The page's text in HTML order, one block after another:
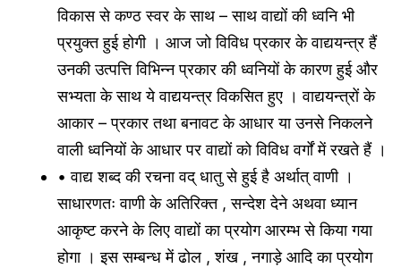
विकास से कण्ठ स्वर के साथ – साथ वाद्यों की ध्वनि भी
प्रयुक्त हुई होगी । आज जो विविध प्रकार के वाद्ययन्त्र हैं
उनकी उत्पत्ति विभिन्न प्रकार की ध्वनियों के कारण हुई और
सभ्यता के साथ ये वाद्ययन्त्र विकसित हुए । वाद्ययन्त्रों के
आकार – प्रकार तथा बनावट के आधार या उनसे निकलने
वाली ध्वनियों के आधार पर वाद्यों को विविध वर्गों में रखते हैं ।
• वाद्य शब्द की रचना वद् धातु से हुई है अर्थात् वाणी ।
साधारणतः वाणी के अतिरिक्त , सन्देश देने अथवा ध्यान
आकृष्ट करने के लिए वाद्यों का प्रयोग आरम्भ से किया गया
होगा । इस सम्बन्ध में ढोल , शंख , नगाड़े आदि का प्रयोग